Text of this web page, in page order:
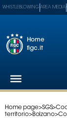
Federazione
WHISTLEBLOWING AREA MEDIA
Home
figc.it
Home page>SGS>
territorio>Bolzano>